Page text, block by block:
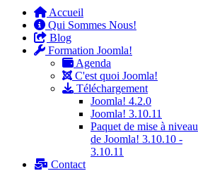
Accueil
Qui Sommes Nous!
Blog
Formation Joomla!
Agenda
C'est quoi Joomla!
Téléchargement
Joomla! 4.2.0
Joomla! 3.10.11
Paquet de mise à niveau
de Joomla! 3.10.10 -
3.10.11
Contact